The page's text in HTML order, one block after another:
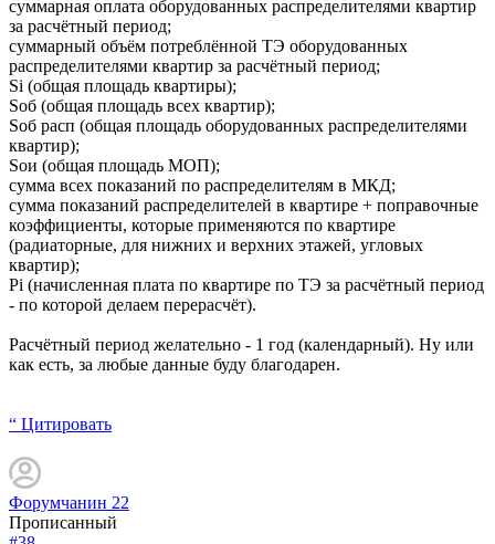
суммарная оплата оборудованных распределителями квартир
за расчётный период;
суммарный объём потреблённой ТЭ оборудованных
распределителями квартир за расчётный период;
Si (общая площадь квартиры);
Sоб (общая площадь всех квартир);
Sоб расп (общая площадь оборудованных распределителями
квартир);
Sои (общая площадь МОП);
сумма всех показаний по распределителям в МКД;
сумма показаний распределителей в квартире + поправочные
коэффициенты, которые применяются по квартире
(радиаторные, для нижних и верхних этажей, угловых
квартир);
Pi (начисленная плата по квартире по ТЭ за расчётный период
- по которой делаем перерасчёт).
Расчётный период желательно - 1 год (календарный). Ну или
как есть, за любые данные буду благодарен.
“ Цитировать
Форумчанин 22
Прописанный